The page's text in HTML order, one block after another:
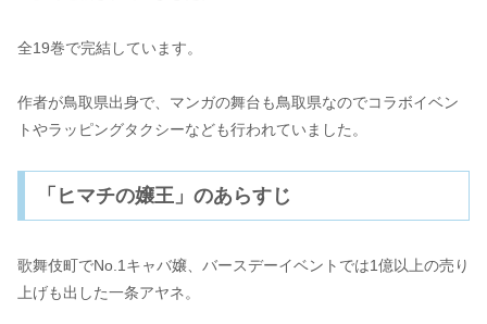
全19巻で完結しています。
作者が鳥取県出身で、マンガの舞台も鳥取県なのでコラボイベン
トやラッピングタクシーなども行われていました。
「ヒマチの嬢王」のあらすじ
歌舞伎町でNo.1キャバ嬢、バースデーイベントでは1億以上の売り
上げも出した一条アヤネ。